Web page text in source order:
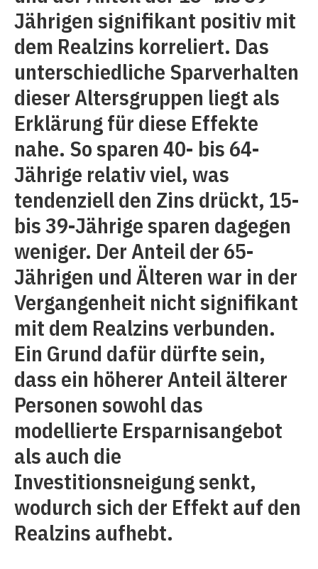
Jährigen signifikant positiv mit
dem Realzins korreliert. Das
unterschiedliche Sparverhalten
dieser Altersgruppen liegt als
Erklärung für diese Effekte
nahe. So sparen 40- bis 64-
Jährige relativ viel, was
tendenziell den Zins drückt, 15-
bis 39-Jährige sparen dagegen
weniger. DerAnteil der 65-
Jährigen und Älteren war in der
Vergangenheit nicht signifikant
mit dem Realzins verbunden.
Ein Grund dafür dürfte sein,
dass ein höherer Anteil älterer
Personen sowohl das
modellierte Ersparnisangebot
als auch die
Investitionsneigung senkt,
wodurch sich der Effekt auf den
Realzins aufhebt.